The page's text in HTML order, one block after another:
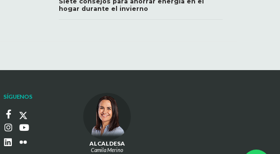
hogar durante el invierno
SÍGUENOS
ALCALDESA
Camila Merino